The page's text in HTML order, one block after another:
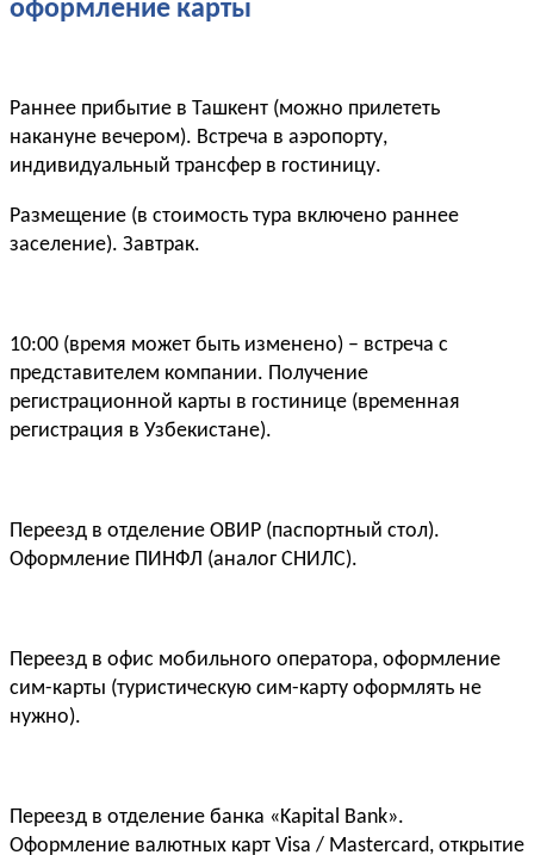
оформление карты
Раннее прибытие в Ташкент (можно прилететь
накануне вечером). Встреча в аэропорту,
индивидуальный трансфер в гостиницу.
Размещение (в стоимость тура включено раннее
заселение). Завтрак.
10:00 (время может быть изменено) – встреча с
представителем компании. Получение
регистрационной карты в гостинице (временная
регистрация в Узбекистане).
Переезд в отделение ОВИР (паспортный стол).
Оформление ПИНФЛ (аналог СНИЛС).
Переезд в офис мобильного оператора, оформление
сим-карты (туристическую сим-карту оформлять не
нужно).
Переезд в отделение банка «Kapital Bank».
Оформление валютных карт Visa / Mastercard, открытие